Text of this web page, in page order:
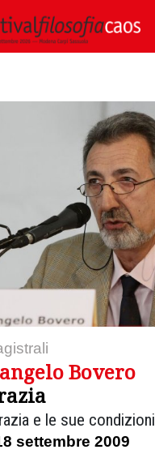
Bovero
e le sue condizioni
settembre 2009